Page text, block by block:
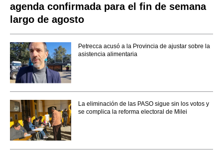
agenda confirmada para el fin de semana
largo de agosto
Petrecca acusó a la Provincia de ajustar sobre la
asistencia alimentaria
La eliminación de las PASO sigue sin los votos y
se complica la reforma electoral de Milei